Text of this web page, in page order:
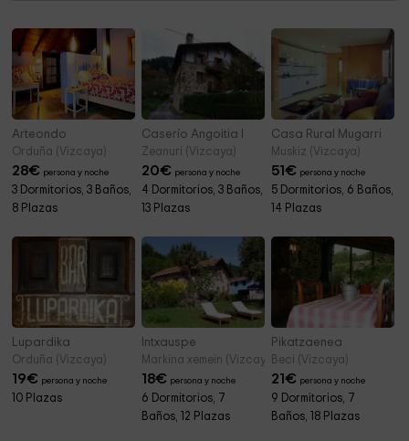
Arteondo
Orduña (Vizcaya)
28€ persona y noche
3 Dormitorios, 3 Baños,
8 Plazas
Caserío Angoitia I
Zeanuri (Vizcaya)
20€ persona y noche
4 Dormitorios, 3 Baños,
13 Plazas
Casa Rural Mugarri
Muskiz (Vizcaya)
51€ persona y noche
5 Dormitorios, 6 Baños,
14 Plazas
Lupardika
Orduña (Vizcaya)
19€ persona y noche
10 Plazas
Intxauspe
Markina xemein (Vizcaya)
18€ persona y noche
6 Dormitorios, 7
Baños, 12 Plazas
Pikatzaenea
Beci (Vizcaya)
21€ persona y noche
9 Dormitorios, 7
Baños, 18 Plazas